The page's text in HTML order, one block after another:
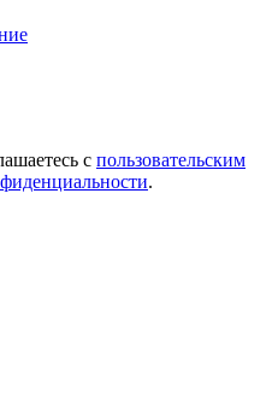
с пользовательским
.